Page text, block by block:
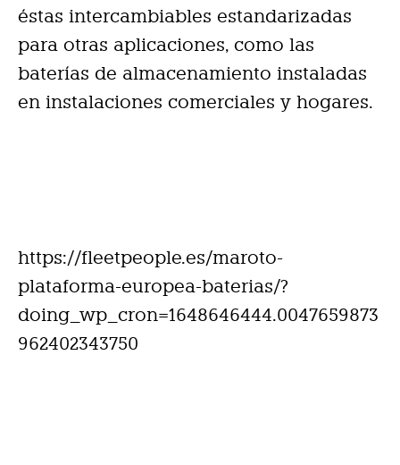
éstas intercambiables estandarizadas
para otras aplicaciones, como las
baterías de almacenamiento instaladas
en instalaciones comerciales y hogares.
https://fleetpeople.es/maroto-
plataforma-europea-baterias/?
doing_wp_cron=1648646444.0047659873
962402343750